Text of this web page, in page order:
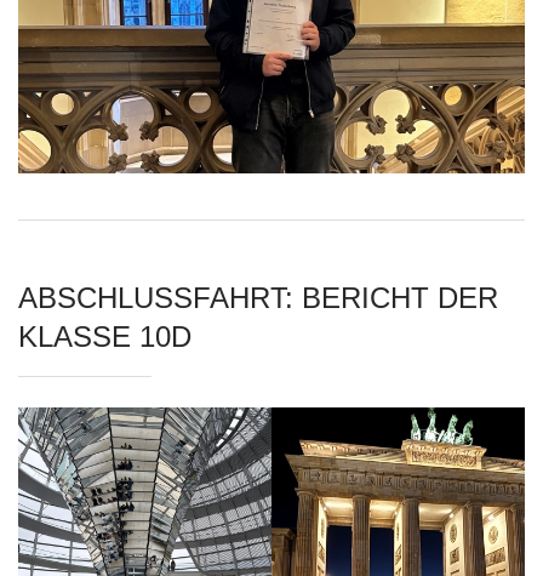
ABSCHLUSSFAHRT: BERICHT DER
KLASSE 10D